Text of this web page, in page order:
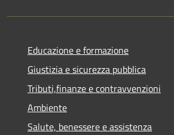
Educazione e formazione
Giustizia e sicurezza pubblica
Tributi,finanze e contravvenzioni
Ambiente
Salute, benessere e assistenza